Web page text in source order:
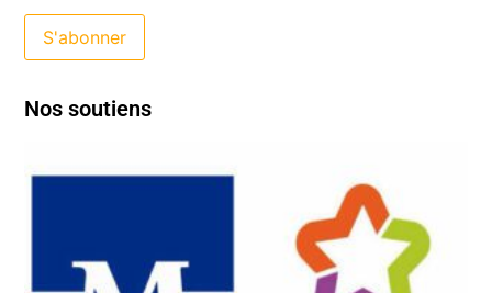
Nos soutiens